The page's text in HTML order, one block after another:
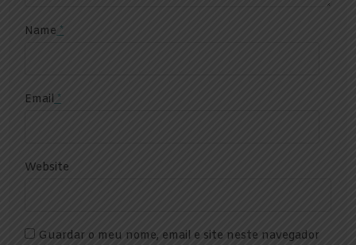
Name*
Email*
Website
Guardar o meu nome, email e site neste navegador